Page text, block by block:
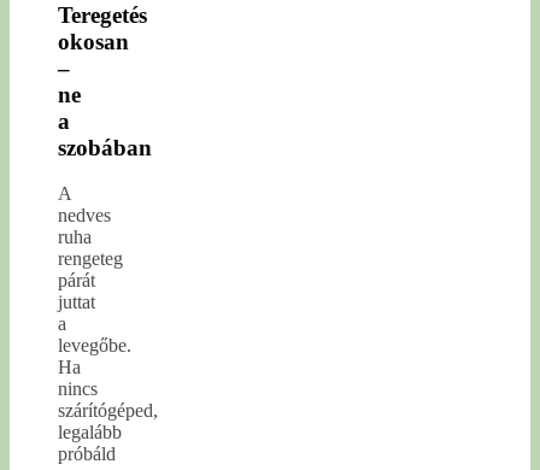
Teregetés
okosan
–
ne
a
szobában
A
nedves
ruha
rengeteg
párát
juttat
a
levegőbe.
Ha
nincs
szárítógéped,
legalább
próbáld